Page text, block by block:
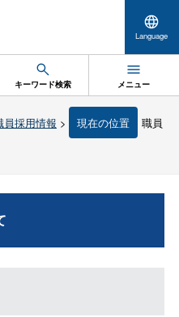
Language
キーワード検索 メニュー
員採用情報 > 現在の位置
職員